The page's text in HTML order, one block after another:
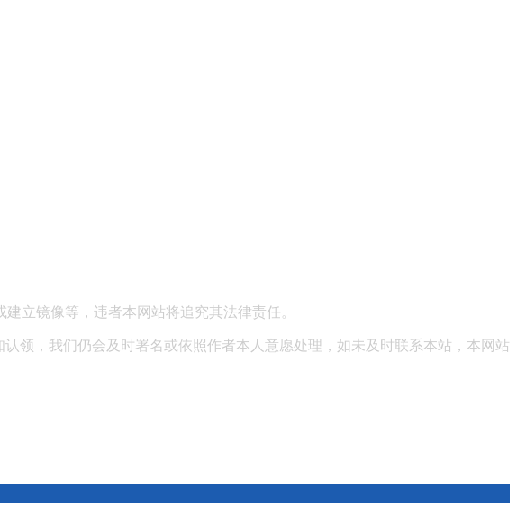
立镜像等，违者本网站将追究其法律责任。
领，我们仍会及时署名或依照作者本人意愿处理，如未及时联系本站，本网站